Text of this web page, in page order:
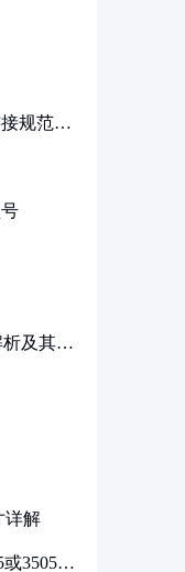
规范详
及其在
详解
3505代